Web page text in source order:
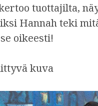
kertoo tuottajilta,
Hannah teki
oikeesti!